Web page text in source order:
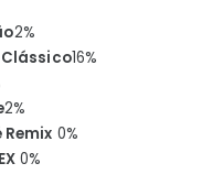
2%
16%
2%
0%
0%